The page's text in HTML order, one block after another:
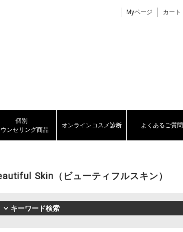
Myページ カート
個別
ンセリング商品
オンラインコスメ診断 よくあるご質問
Skin（ビューティフルスキン）
キーワード検索